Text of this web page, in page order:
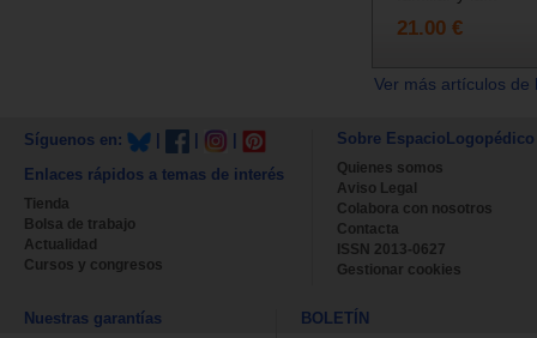
21.00 €
Ver más artículos
Síguenos en:
Enlaces rápidos a temas de interés
Tienda
Bolsa de trabajo
Actualidad
Cursos y congresos
Sobre EspacioLogopédico
Quienes somos
Aviso Legal
Colabora con nosotros
Contacta
ISSN 2013-0627
Gestionar cookies
Nuestras garantías BOLETÍN